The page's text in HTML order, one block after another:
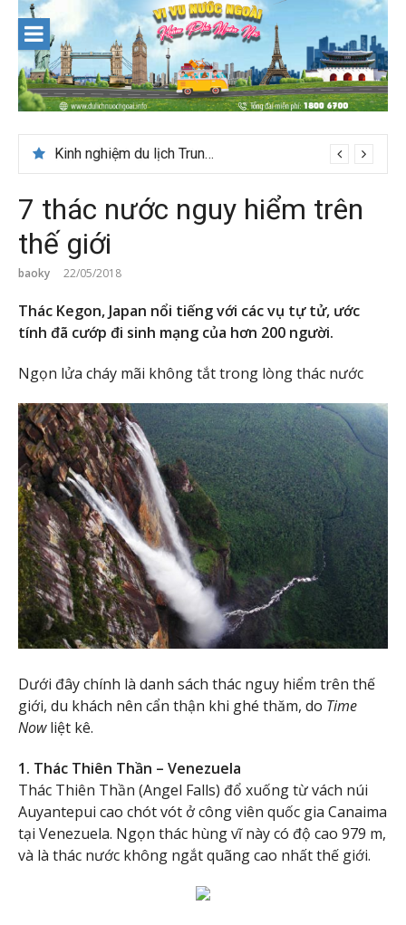
content
Kinh nghiệm du lịch Trung Á lần đầu cho khách Việt
7 thác nước nguy hiểm trên
thế giới
baoky 22/05/2018
Thác Kegon, Japan nổi tiếng với các vụ tự tử, ước
tính đã cướp đi sinh mạng của hơn 200 người.
Ngọn lửa cháy mãi không tắt trong lòng thác nước
Dưới đây chính là danh sách thác nguy hiểm trên thế
giới, du khách nên cẩn thận khi ghé thăm, do Time
Nowliệt kê.
1. Thác Thiên Thần – Venezuela
Thác Thiên Thần (Angel Falls) đổ xuống từ vách núi
Auyantepui cao chót vót ở công viên quốc gia Canaima
tại Venezuela. Ngọn thác hùng vĩ này có độ cao 979 m,
và là thác nước không ngắt quãng cao nhất thế giới.